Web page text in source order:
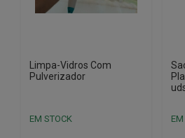
Limpa-Vidros Com
Pulverizador
EM STOCK